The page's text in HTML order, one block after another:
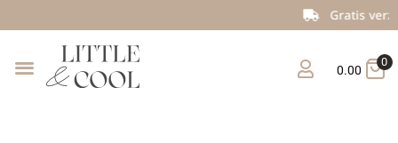
Gratis verzending vanaf €150
0.00
0